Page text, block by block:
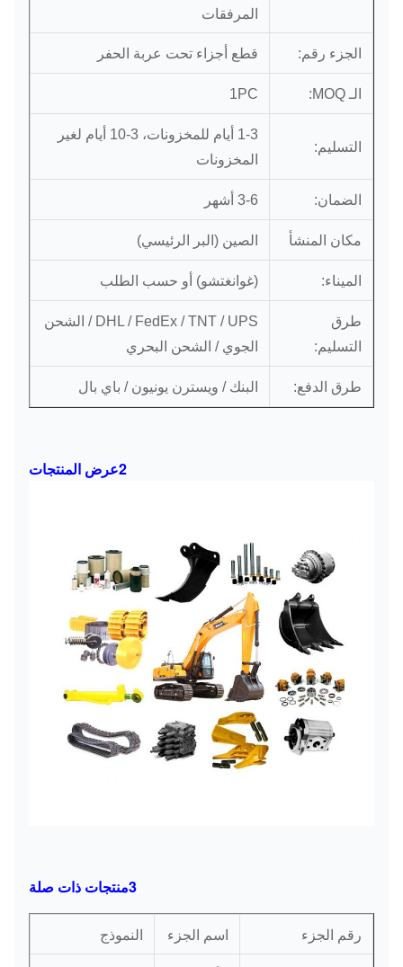
المرفقات
الجزء رقم: قطع أجزاء تحت عربة الحفر
الـ MOQ: 1PC
التسليم:
1-3 أيام للمخزونات، 3-10 أيام لغير
المخزونات
الضمان: 3-6 أشهر
مكان المنشأ الصين (البر الرئيسي)
الميناء: (غوانغتشو) أو حسب الطلب
طرق
التسليم:
DHL / FedEx / TNT / UPS / الشحن
الجوي / الشحن البحري
طرق الدفع: البنك / ويسترن يونيون / باي بال
2عرض المنتجات
3منتجات ذات صلة
رقم الجزء اسم الجزء
النموذج